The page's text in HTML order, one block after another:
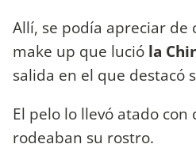
Allí, se podía apreciar de
make up que lució la
salida en el que destacó
El pelo lo llevó atado con
rodeaban su rostro.